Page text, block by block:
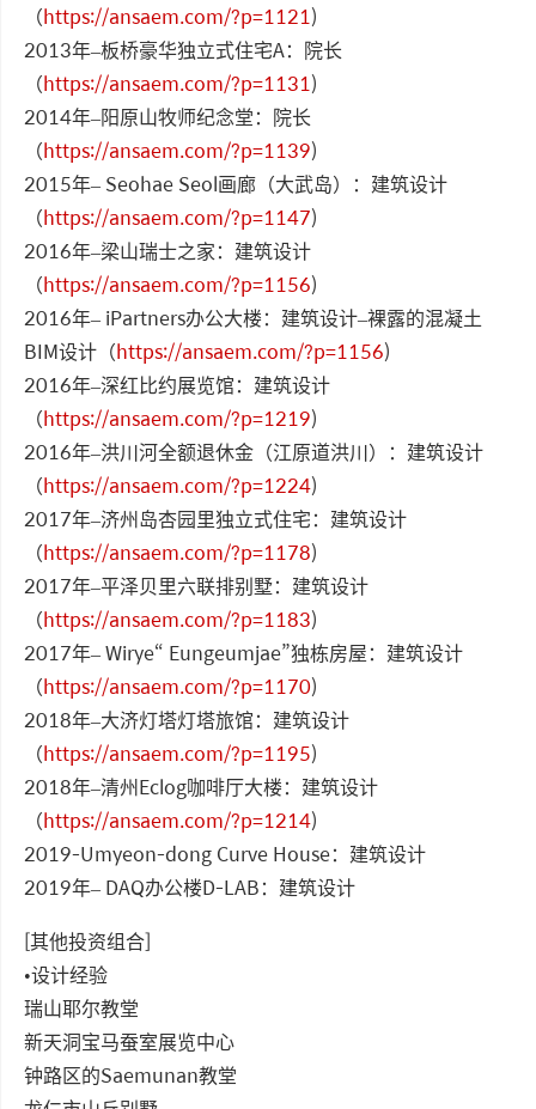
（https://ansaem.com/?p=1121)
2013年–板桥豪华独立式住宅A：院长
（https://ansaem.com/?p=1131)
2014年–阳原山牧师纪念堂：院长
（https://ansaem.com/?p=1139)
2015年– Seohae Seol画廊（大武岛）：建筑设计
（https://ansaem.com/?p=1147)
2016年–梁山瑞士之家：建筑设计
（https://ansaem.com/?p=1156)
2016年– iPartners办公大楼：建筑设计–裸露的混凝土
BIM设计（https://ansaem.com/?p=1156)
2016年–深红比约展览馆：建筑设计
（https://ansaem.com/?p=1219)
2016年–洪川河全额退休金（江原道洪川）：建筑设计
（https://ansaem.com/?p=1224)
2017年–济州岛杏园里独立式住宅：建筑设计
（https://ansaem.com/?p=1178)
2017年–平泽贝里六联排别墅：建筑设计
（https://ansaem.com/?p=1183)
2017年– Wirye“ Eungeumjae”独栋房屋：建筑设计
（https://ansaem.com/?p=1170)
2018年–大济灯塔灯塔旅馆：建筑设计
（https://ansaem.com/?p=1195)
2018年–清州Eclog咖啡厅大楼：建筑设计
（https://ansaem.com/?p=1214)
2019-Umyeon-dong Curve House：建筑设计
2019年– DAQ办公楼D-LAB：建筑设计
[其他投资组合]
•设计经验
瑞山耶尔教堂
新天洞宝马蚕室展览中心
钟路区的Saemunan教堂